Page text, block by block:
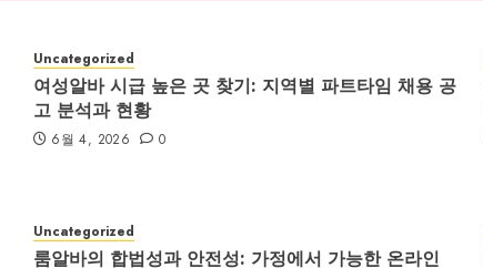
Uncategorized
여성알바 시급 높은 곳 찾기: 지역별 파트타임 채용 공
고 분석과 현황
6월 4, 2026 0
Uncategorized
룸알바의 합법성과 안전성: 가정에서 가능한 온라인